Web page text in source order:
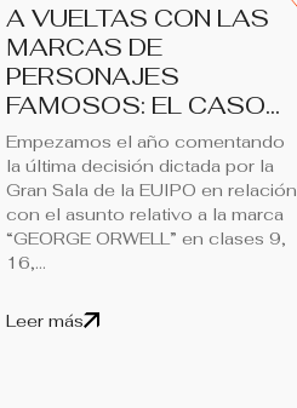
A VUELTAS CON LAS
MARCAS DE
PERSONAJES
FAMOSOS: EL CASO...
Empezamos el año comentando
la última decisión dictada por la
Gran Sala de la EUIPO en relación
con el asunto relativo a la marca
“GEORGE ORWELL” en clases 9,
16,...
Leer más